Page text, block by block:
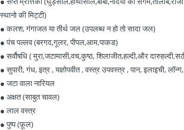
स्थानो की मिट्टी)
● कलश, गंगाजल या तीर्थ जल (उपलब्ध न हो तो सादा जल)
● पंच पल्लव (बरगद,गूलर, पीपल,आम,पाकड)
● सर्वौषधि ( मुरा,जटामासी,वच,कुष्ठ, शिलाजीत,हल्दी,और
● सुपारी, गंध, इत्र , यज्ञोपवीत , वस्त्र उपवस्त्र , पान, इलाइची,
● जटा वाला नारियल
● अक्षत (साबुत चावल)
● लाल वस्त्र
● पुष्प (फ़ूल)